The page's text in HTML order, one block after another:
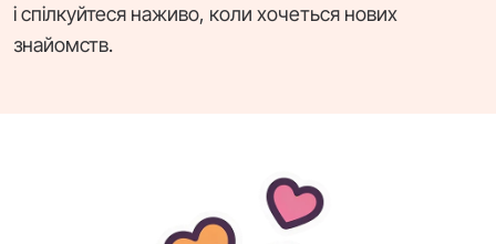
і спілкуйтеся наживо, коли хочеться нових
знайомств.